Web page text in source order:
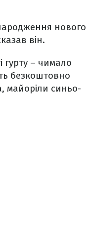
нового
він.
гурту – чимало
безкоштовно
майоріли синьо-